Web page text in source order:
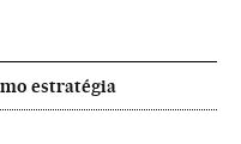
estratégia